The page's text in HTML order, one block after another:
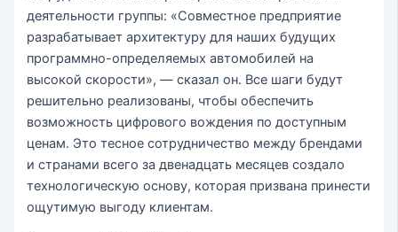
деятельности группы: «Совместное предприятие
разрабатывает архитектуру для наших будущих
программно-определяемых автомобилей на
высокой скорости», — сказал он. Все шаги будут
решительно реализованы, чтобы обеспечить
возможность цифрового вождения по доступным
ценам. Это тесное сотрудничество между брендами
и странами всего за двенадцать месяцев создало
технологическую основу, которая призвана принести
ощутимую выгоду клиентам.